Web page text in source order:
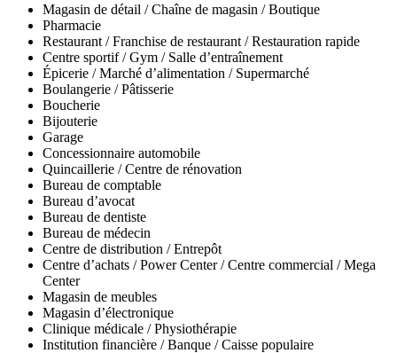
Magasin de détail / Chaîne de magasin / Boutique
Pharmacie
Restaurant / Franchise de restaurant / Restauration rapide
Centre sportif / Gym / Salle d’entraînement
Épicerie / Marché d’alimentation / Supermarché
Boulangerie / Pâtisserie
Boucherie
Bijouterie
Garage
Concessionnaire automobile
Quincaillerie / Centre de rénovation
Bureau de comptable
Bureau d’avocat
Bureau de dentiste
Bureau de médecin
Centre de distribution / Entrepôt
Centre d’achats / Power Center / Centre commercial / Mega
Center
Magasin de meubles
Magasin d’électronique
Clinique médicale / Physiothérapie
Institution financière / Banque / Caisse populaire